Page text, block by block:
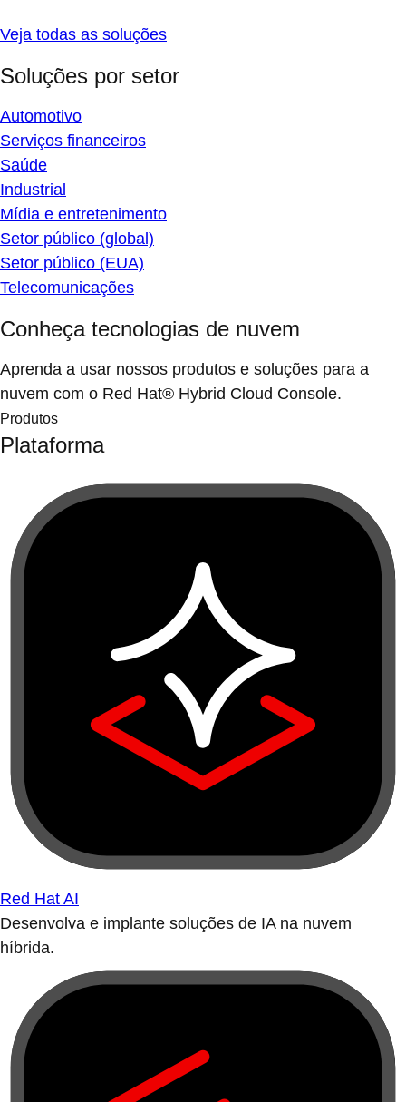
Veja todas as soluções
Soluções por setor
Automotivo
Serviços financeiros
Saúde
Industrial
Mídia e entretenimento
Setor público (global)
Setor público (EUA)
Telecomunicações
Conheça tecnologias de nuvem
Aprenda a usar nossos produtos e soluções para a
nuvem com o Red Hat® Hybrid Cloud Console.
Produtos
Plataforma
Red Hat AI
Desenvolva e implante soluções de IA na nuvem
híbrida.